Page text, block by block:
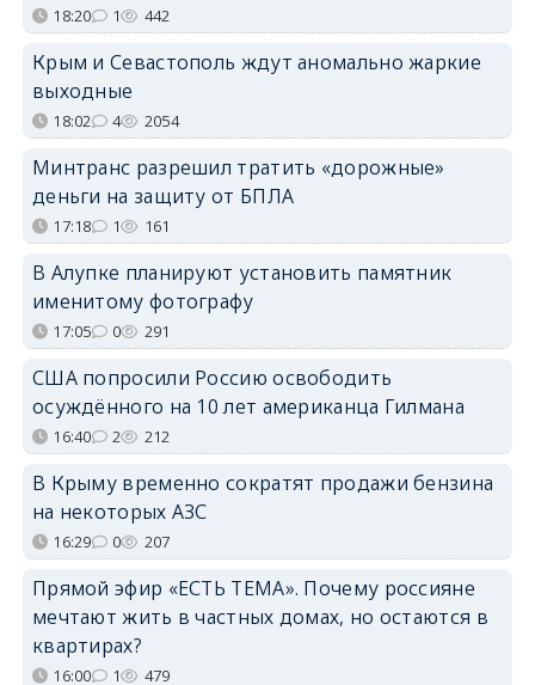
18:20 1 442
Крым и Севастополь ждут аномально жаркие
выходные
18:02 4 2054
Минтранс разрешил тратить «дорожные»
деньги на защиту от БПЛА
17:18 1 161
В Алупке планируют установить памятник
именитому фотографу
17:05 0 291
США попросили Россию освободить
осуждённого на 10 лет американца Гилмана
16:40 2 212
В Крыму временно сократят продажи бензина
на некоторых АЗС
16:29 0 207
Прямой эфир «ЕСТЬ ТЕМА». Почему россияне
мечтают жить в частных домах, но остаются в
квартирах?
16:00 1 479